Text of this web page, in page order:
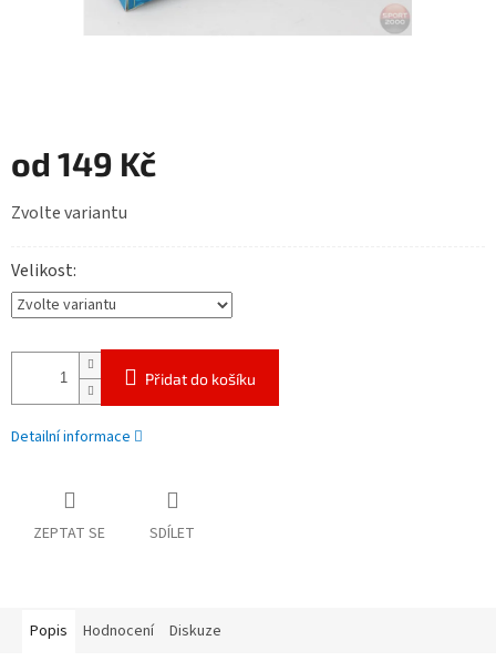
od 149 Kč
cena:
Zvolte variantu
Velikost
Přidat do košíku
Detailní informace
ZEPTAT SE SDÍLET
Popis Hodnocení Diskuze